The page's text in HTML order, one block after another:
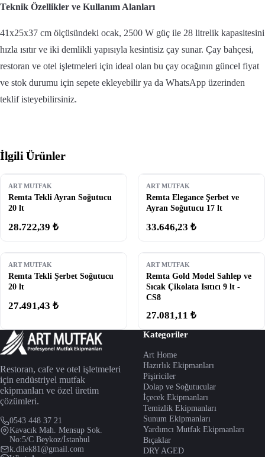
Teknik Özellikler ve Kullanım Alanları
41x25x37 cm ölçüsündeki ocak, 2500 W güç ile 28 litrelik kapasitesini
hızla ısıtır ve iki demlikli yapısıyla kesintisiz çay sunar. Çay bahçesi,
restoran ve otel işletmeleri için ideal olan bu çay ocağının güncel fiyat
ve stok durumu için sepete ekleyebilir ya da WhatsApp üzerinden
teklif isteyebilirsiniz.
İlgili Ürünler
ART MUTFAK
Remta Tekli Ayran Soğutucu
20 lt
28.722,39 ₺
ART MUTFAK
Remta Elegance Şerbet ve
Ayran Soğutucu 17 lt
33.646,23 ₺
ART MUTFAK
Remta Tekli Şerbet Soğutucu
20 lt
27.491,43 ₺
ART MUTFAK
Remta Gold Model Sahlep ve
Sıcak Çikolata Isıtıcı 9 lt -
CS8
27.081,11 ₺
Restoran, cafe ve otel işletmeleri
için endüstriyel mutfak
ekipmanları ve özel üretim
çözümleri.
0543 448 37 21
Kavacık Mah. Mensup Sok.
No:5/C Beykoz/İstanbul
k.dilek81@gmail.com
Kategoriler
Art Home
Hazırlık Ekipmanları
Pişiriciler
Dolap ve Soğutucular
İçecek Ekipmanları
Temizlik Ekipmanları
Sunum Ekipmanları
Yardımcı Mutfak Ekipmanları
Bıçaklar
DRY AGED